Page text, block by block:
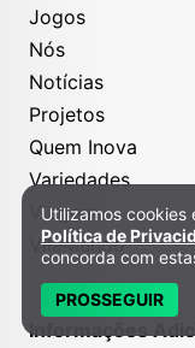
Jogos
Nós
Notícias
Projetos
Quem Inova
Variedades
Viagem
VilaMundo
Informações
Política de
Utilizamos cookies
Política de
concorda com
PROSSEGUIR